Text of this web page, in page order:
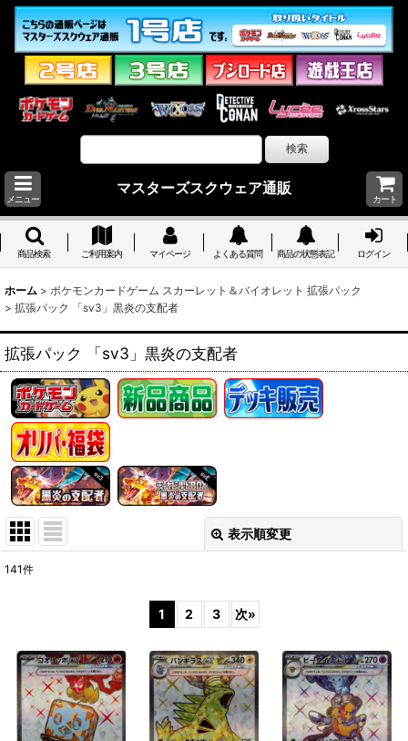
メニュー
マスターズスクウェア通販
カート
商品検索 ご利用案内 マイページ よくある質問 商品の状態表記 ログイン
ホーム > ポケモンカードゲーム スカーレット＆バイオレット 拡張パック
> 拡張パック 「sv3」黒炎の支配者
拡張パック 「sv3」黒炎の支配者
表示順変更
並び順:
絞り込む
141件
1 2 3 次»